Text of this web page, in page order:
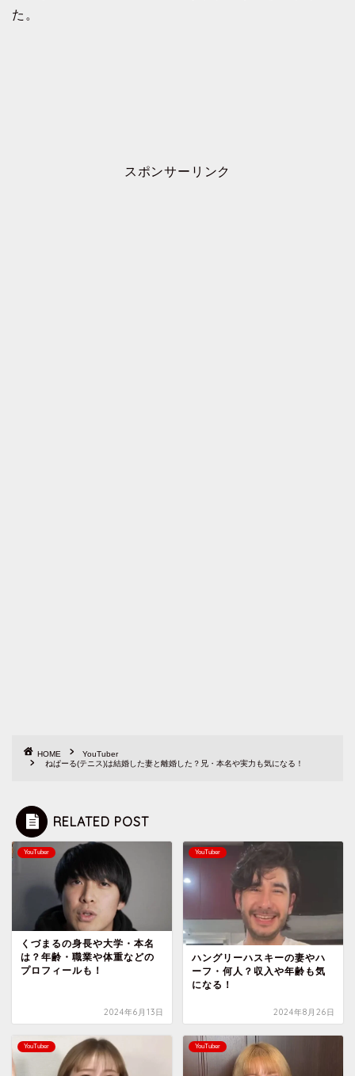
た。
スポンサーリンク
HOME
YouTuber
ねぱーる(テニス)は結婚した妻と離婚した？兄・本名や実力も気になる！
RELATED POST
YouTuber
くづまるの身長や大学・本名
は？年齢・職業や体重などの
プロフィールも！
2024年6月13日
YouTuber
ハングリーハスキーの妻やハ
ーフ・何人？収入や年齢も気
になる！
2024年8月26日
YouTuber YouTuber